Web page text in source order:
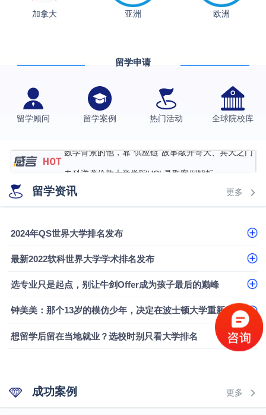
加拿大 亚洲 欧洲
留学申请
留学顾问 留学案例 热门活动 全球院校库
从上海财大2+2到谢菲尔德：低均分逆袭QS百强金
格拉斯哥大学国际商务硕士录取案例
伯明翰大学数字媒体与创意产业硕士录取案例
西南财经大学投资学背景，成功斩获英国名校多份
硕士录取
数学背景的他，靠“供应链”故事敲开哥大、宾大之门
专科逆袭伦敦大学学院UCL录取案例解析
香港浸会大学伦理与公共事务硕士录取
融会计硕士实录
从上海财大2+2到谢菲尔德：低均分逆袭QS百强金
融会计硕士实录
​恭喜Z同学荣获剑桥大学录取
留学资讯 更多
2024年QS世界大学排名发布
最新2022软科世界大学学术排名发布
选专业只是起点，别让牛剑Offer成为孩子最后的巅峰
钟美美：那个13岁的模仿少年，决定在波士顿大学重新定义自己
想留学后留在当地就业？选校时别只看大学排名
成功案例 更多